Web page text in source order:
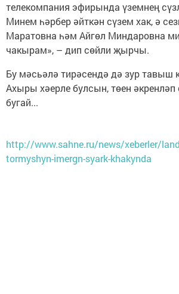
телекомпания эфирында үземнең
Минем һәрбер әйткән сүзем хак, ә
Маратовна һәм Айгөл Миндаровна
чакырам», – дип сөйли җырчы.
Бу мәсьәлә тирәсендә дә зур тавыш
Ахыры хәерле булсын, төен
бугай...
http://www.sahne.ru/news/xeberler/
tormyshyn-imergn-syark-khakynda